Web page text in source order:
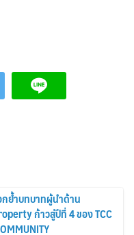
ย้ำบทบาทผู้นำด้าน
ก้าวสู่ปีที่ 4 ของ TCC